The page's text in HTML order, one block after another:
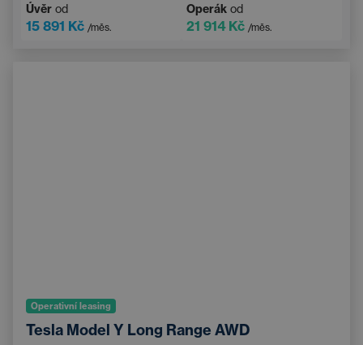
Elektricky nastavitelné sedadlo řidiče s pamětí
Úvěr od
15 891 Kč /měs.
Operák od
21 914 Kč /měs.
Operativní leasing
Tesla Model Y Long Range AWD